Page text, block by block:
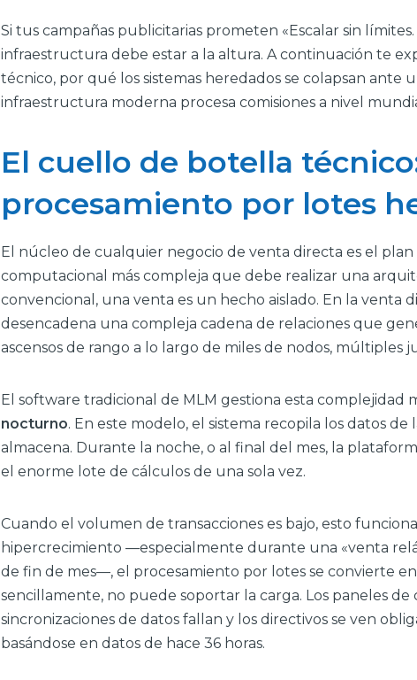
Si tus campañas publicitarias prometen «Escalar sin
infraestructura debe estar a la altura. A continuación te
técnico, por qué los sistemas heredados se colapsan ante
infraestructura moderna procesa comisiones a nivel
El cuello de botella
procesamiento por lotes
El núcleo de cualquier negocio de venta directa es el
computacional más compleja que debe realizar una
convencional, una venta es un hecho aislado. En la venta
desencadena una compleja cadena de relaciones que
ascensos de rango a lo largo de miles de nodos, múltiples
El software tradicional de MLM gestiona esta complejidad
nocturno. En este modelo, el sistema recopila los datos
almacena. Durante la noche, o al final del mes, la
el enorme lote de cálculos de una sola vez.
Cuando el volumen de transacciones es bajo, esto
hipercrecimiento —especialmente durante una «venta
de fin de mes—, el procesamiento por lotes se convierte
sencillamente, no puede soportar la carga. Los paneles
sincronizaciones de datos fallan y los directivos se ven
basándose en datos de hace 36 horas.